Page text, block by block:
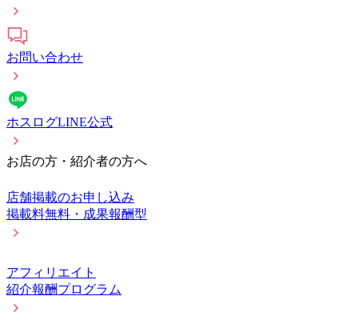
お問い合わせ
ホスログLINE公式
お店の方・紹介者の方へ
店舗掲載のお申し込み
掲載料無料・成果報酬型
アフィリエイト
紹介報酬プログラム